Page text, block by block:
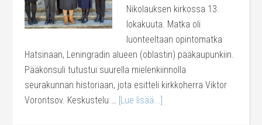
Nikolauksen kirkossa 13.
lokakuuta. Matka oli
luonteeltaan opintomatka
Hatsinaan, Leningradin alueen (oblastin) pääkaupunkiin.
Pääkonsuli tutustui suurella mielenkiinnolla
seurakunnan historiaan, jota esitteli kirkkoherra Viktor
Vorontsov. Keskustelu … [Lue lisää...]